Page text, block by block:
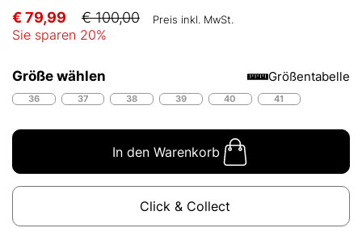
€ 79,99 € 100,00 Preis inkl. MwSt.
Sie sparen 20%
Größe wählen Größentabelle
36 37 38 39 40 41
In den Warenkorb
Click & Collect